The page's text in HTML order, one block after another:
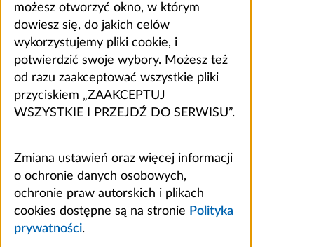
możesz otworzyć okno, w którym
dowiesz się, do jakich celów
wykorzystujemy pliki cookie, i
potwierdzić swoje wybory. Możesz też
od razu zaakceptować wszystkie pliki
przyciskiem „ZAAKCEPTUJ
WSZYSTKIE I PRZEJDŹ DO SERWISU”.
Zmiana ustawień oraz więcej informacji
o ochronie danych osobowych,
ochronie praw autorskich i plikach
cookies dostępne są na stronie Polityka
prywatności.